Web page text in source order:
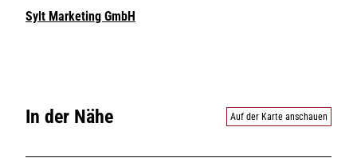
Sylt Marketing GmbH
In der Nähe Auf der Karte anschauen